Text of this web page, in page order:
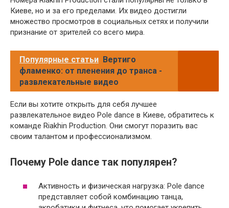
Киеве, но и за его пределами. Их видео достигли
множество просмотров в социальных сетях и получили
признание от зрителей со всего мира.
Популярные статьи Вертиго
фламенко: от пленения до транса -
развлекательные видео
Если вы хотите открыть для себя лучшее
развлекательное видео Pole dance в Киеве, обратитесь к
команде Riakhin Production. Они смогут поразить вас
своим талантом и профессионализмом.
Почему Pole dance так популярен?
Активность и физическая нагрузка: Pole dance
представляет собой комбинацию танца,